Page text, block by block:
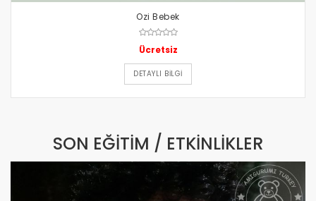
Ozi Bebek
Ücretsiz
DETAYLI BILGI
SON EĞITIM / ETKINLIKLER